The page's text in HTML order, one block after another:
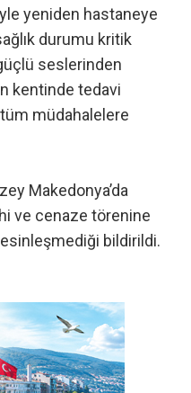
yeniden hastaneye
durumu kritik
seslerinden
kentinde tedavi
müdahalelere
Makedonya’da
ve cenaze törenine
bildirildi.